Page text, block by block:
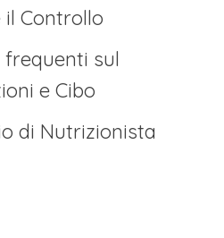
il Controllo
frequenti sul
e Cibo
di Nutrizionista